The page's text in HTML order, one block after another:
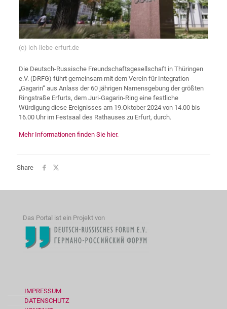
(c) ich-liebe-erfurt.de
Die Deutsch-Russische Freundschaftsgesellschaft in Thüringen
e.V. (DRFG) führt gemeinsam mit dem Verein für Integration
„Gagarin“ aus Anlass der 60 jährigen Namensgebung der größten
Ringstraße Erfurts, dem Juri-Gagarin-Ring eine festliche
Würdigung diese Ereignisses am 19.Oktober 2024 von 14.00 bis
16.00 Uhr im Festsaal des Rathauses zu Erfurt, durch.
Mehr Informationen finden Sie hier.
Share
Das Portal ist ein Projekt von
IMPRESSUM
DATENSCHUTZ